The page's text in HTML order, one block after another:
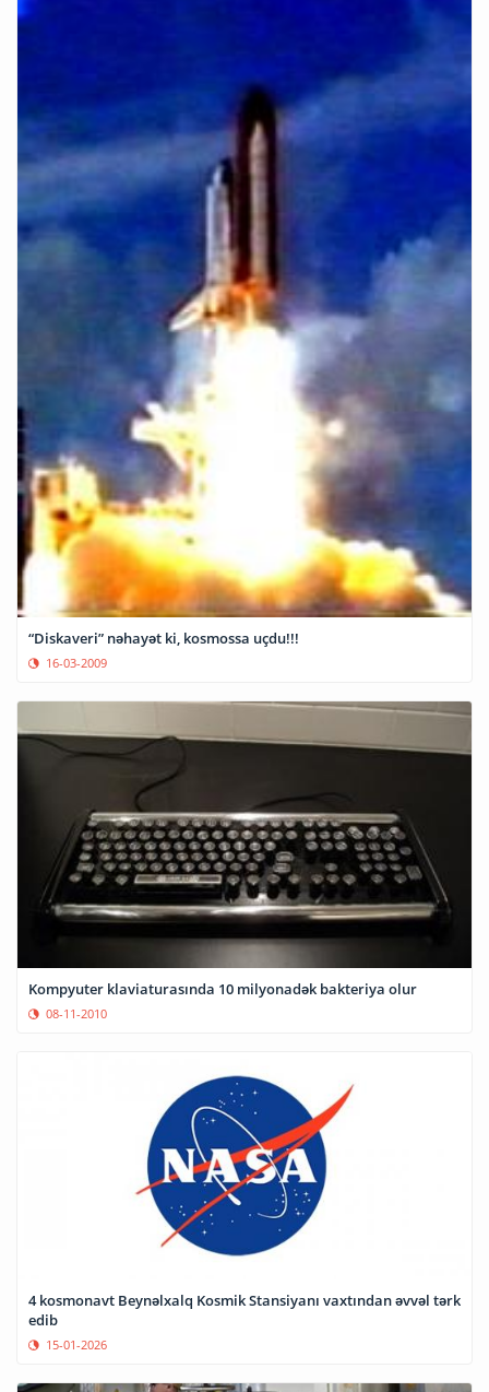
“Diskaveri” nəhayət ki, kosmossa uçdu!!!
16-03-2009
Kompyuter klaviaturasında 10 milyonadək bakteriya olur
08-11-2010
4 kosmonavt Beynəlxalq Kosmik Stansiyanı vaxtından əvvəl tərk
edib
15-01-2026